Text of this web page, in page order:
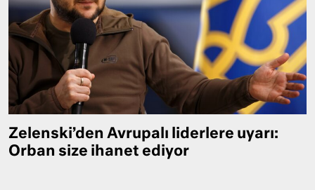
Zelenski’den Avrupalı liderlere uyarı:
Orban size ihanet ediyor